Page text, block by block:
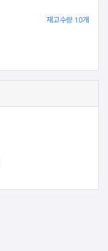
재고수량 10개